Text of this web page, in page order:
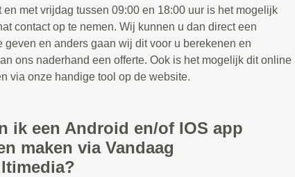
en met vrijdag tussen 09:00 en 18:00 uur is het mogelijk
contact op te nemen. Wij kunnen u dan direct een
geven en anders gaan wij dit voor u berekenen en
ons naderhand een offerte. Ook is het mogelijk dit online
via onze handige tool op de website.
ik een Android en/of IOS app
maken via Vandaag